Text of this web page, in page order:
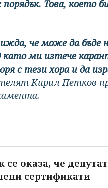
Това, което
че може да бъде
като ми изтече
с тези хора и да
Кирил Петков
се оказа, че
сертификати